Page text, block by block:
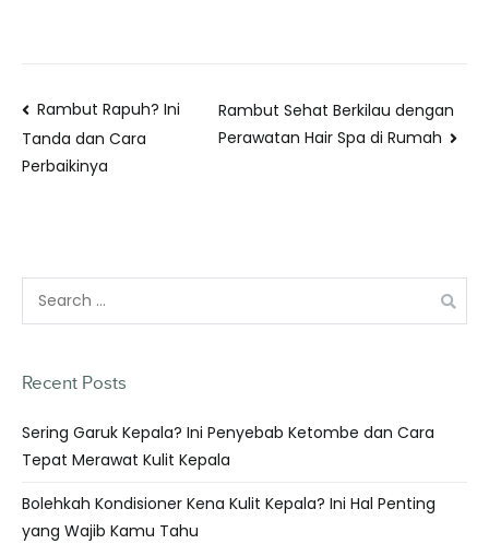
Rambut Rapuh? Ini
Tanda dan Cara
Perbaikinya
Rambut Sehat Berkilau dengan
Perawatan Hair Spa di Rumah
Recent Posts
Sering Garuk Kepala? Ini Penyebab Ketombe dan Cara
Tepat Merawat Kulit Kepala
Bolehkah Kondisioner Kena Kulit Kepala? Ini Hal Penting
yang Wajib Kamu Tahu